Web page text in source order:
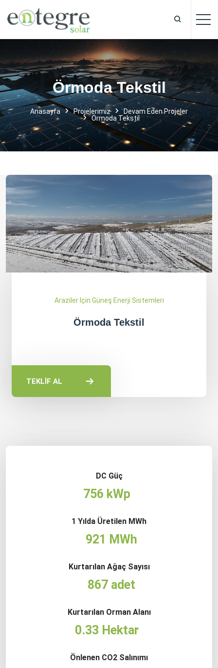
Örmoda Tekstil
Anasayfa Projelerimiz Devam EdenProjeler
Örmoda Tekstil
Araziler Için Güneş Enerji Sistemleri
Örmoda Tekstil
TEKLİF AL
DC Güç
756 kWp
1 Yılda Üretilen MWh
921 MWh
Kurtarılan Ağaç Sayısı
867 adet
Kurtarılan Orman Alanı
0.33 Hektar
Önlenen CO2 Salınımı